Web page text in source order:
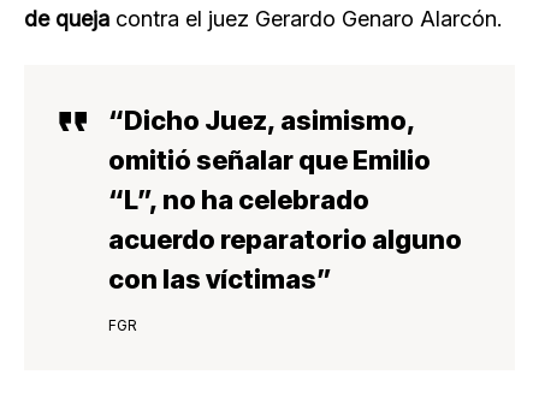
de queja contra el juez Gerardo Genaro Alarcón.
“Dicho Juez, asimismo,
omitió señalar que Emilio
“L”, no ha celebrado
acuerdo reparatorio alguno
con las víctimas”
FGR